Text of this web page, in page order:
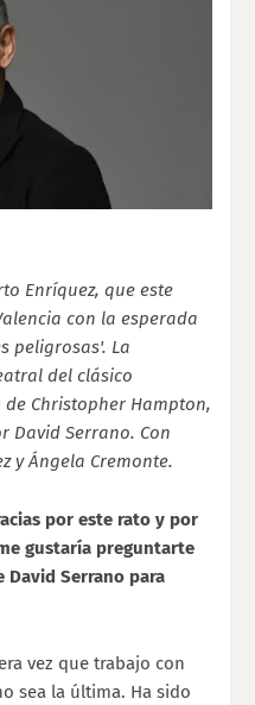
Enríquez, que este
con la esperada
peligrosas'. La
del clásico
Christopher Hampton,
David Serrano. Con
y Ángela Cremonte.
por este rato y por
gustaría preguntarte
David Serrano para
vez que trabajo con
sea la última. Ha sido